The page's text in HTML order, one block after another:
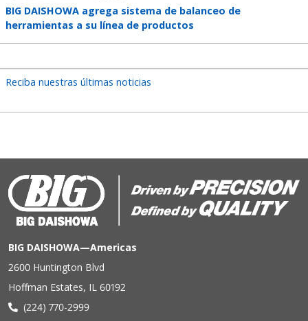
Teaser
title
BIG DAISHOWA agrega sistema de balanceo de
herramientas a su línea de productos
Reciba nuestras últimas noticias
BIG DAISHOWA—Americas
2600 Huntington Blvd
Hoffman Estates, IL 60192
(224) 770-2999